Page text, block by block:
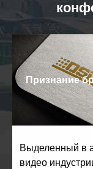
Признание
Выделенный в
видео